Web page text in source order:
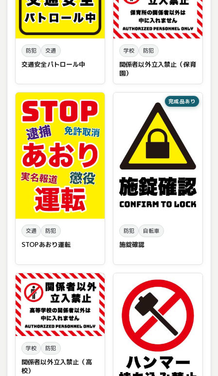
防犯 交通
交通安全パトロール中
学校 防犯
関係者以外立入禁止（保育
園）
交通 防犯
STOPあおり運転
完成品あり
防犯 自転車
施錠確認
学校 防犯
関係者以外立入禁止（高
校）